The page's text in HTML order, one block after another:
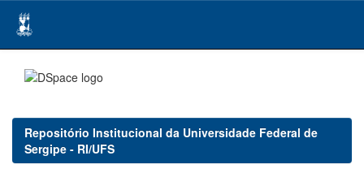
navigation
Repositório Institucional da Universidade Federal de
Sergipe - RI/UFS